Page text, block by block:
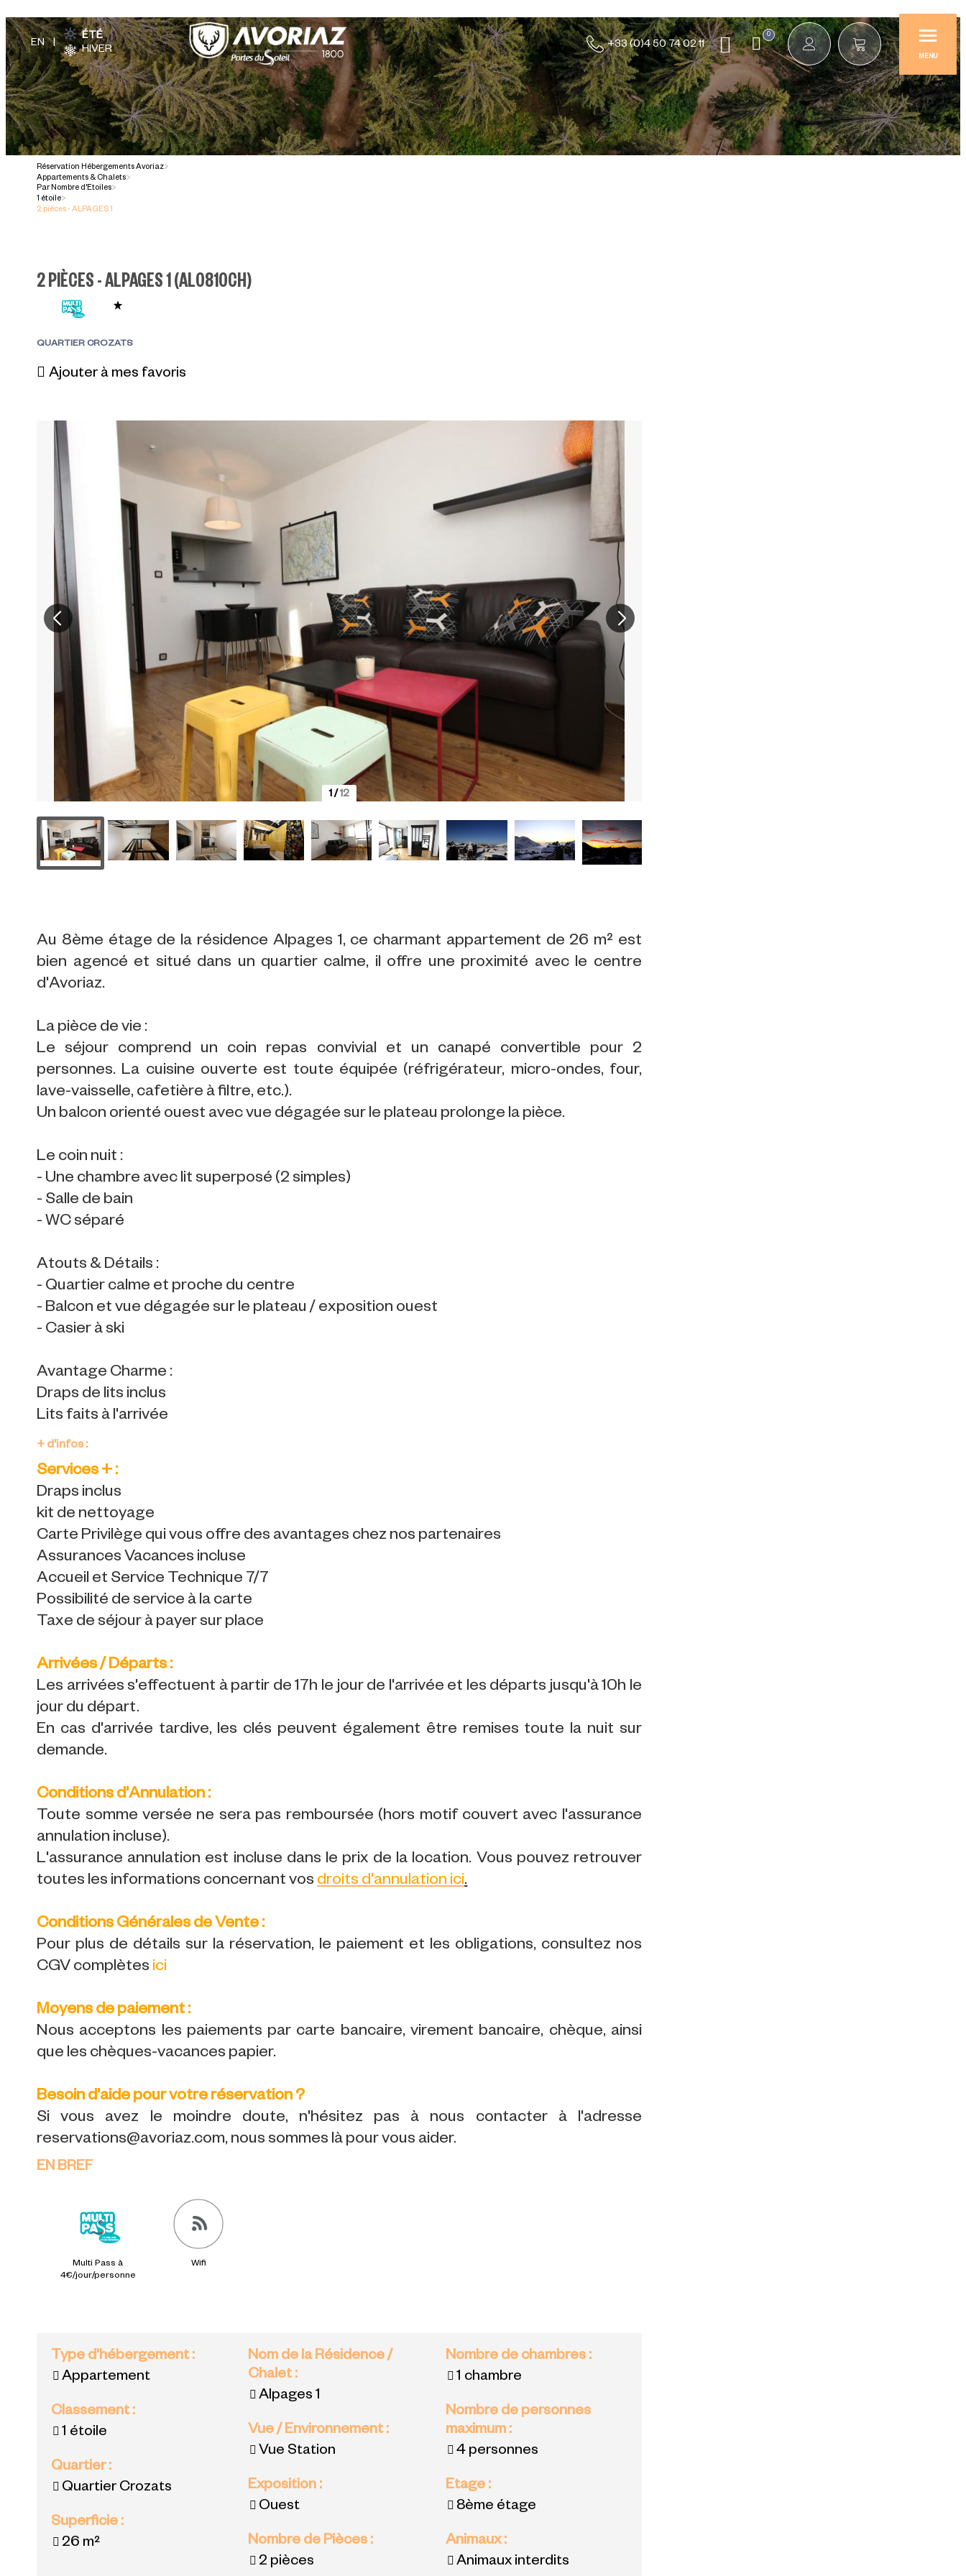
ÉTÉ
HIVER
+33 (0)4 50 74 02 11
0
MENU
Réservation Hébergements Avoriaz>
Appartements & Chalets>
Par Nombre d'Etoiles>
1 étoile>
2 pièces - ALPAGES 1
2 PIÈCES - ALPAGES 1(AL0810CH)
QUARTIER CROZATS
Ajouter à mes favoris
1/12
Au 8ème étage de la résidence Alpages 1, ce charmant appartement de 26 m² est
bien agencé et situé dans un quartier calme, il offre une proximité avec le centre
d'Avoriaz.
La pièce de vie :
Le séjour comprend un coin repas convivial et un canapé convertible pour 2
personnes. La cuisine ouverte est toute équipée (réfrigérateur, micro-ondes, four,
lave-vaisselle, cafetière à filtre, etc.).
Un balcon orienté ouest avec vue dégagée sur le plateau prolonge la pièce.
Le coin nuit :
- Une chambre avec lit superposé (2 simples)
- Salle de bain
- WC séparé
Atouts & Détails :
- Quartier calme et proche du centre
- Balcon et vue dégagée sur le plateau / exposition ouest
- Casier à ski
Avantage Charme :
Draps de lits inclus
Lits faits à l'arrivée
+ d'infos :
Services + :
Draps inclus
kit de nettoyage
Carte Privilège qui vous offre des avantages chez nos partenaires
Assurances Vacances incluse
Accueil et Service Technique 7/7
Possibilité de service à la carte
Taxe de séjour à payer sur place
Arrivées / Départs :
Les arrivées s'effectuent à partir de 17h le jour de l'arrivée et les départs jusqu'à 10h le
jour du départ.
En cas d'arrivée tardive, les clés peuvent également être remises toute la nuit sur
demande.
Conditions d'Annulation :
Toute somme versée ne sera pas remboursée (hors motif couvert avec l'assurance
annulation incluse).
L'assurance annulation est incluse dans le prix de la location. Vous pouvez retrouver
toutes les informations concernant vosdroits d'annulation ici.
Conditions Générales de Vente :
Pour plus de détails sur la réservation, le paiement et les obligations, consultez nos
CGV complètes ici
Moyens de paiement :
Nous acceptons les paiements par carte bancaire, virement bancaire, chèque, ainsi
que les chèques-vacances papier.
Besoin d'aide pour votre réservation ?
Si vous avez le moindre doute, n'hésitez pas à nous contacter à l'adresse
reservations@avoriaz.com, nous sommes là pour vous aider.
EN BREF
Multi Pass à
4€/jour/personne
Wifi
Type d'hébergement:
Appartement
Classement:
1 étoile
Quartier:
Quartier Crozats
Superficie :
26 m²
Nom de la Résidence /
Chalet:
Alpages 1
Vue / Environnement:
Vue Station
Exposition :
Ouest
Nombre de Pièces :
2 pièces
Nombre de chambres :
1 chambre
Nombre de personnes
maximum :
4 personnes
Etage :
8ème étage
Animaux:
Animaux interdits